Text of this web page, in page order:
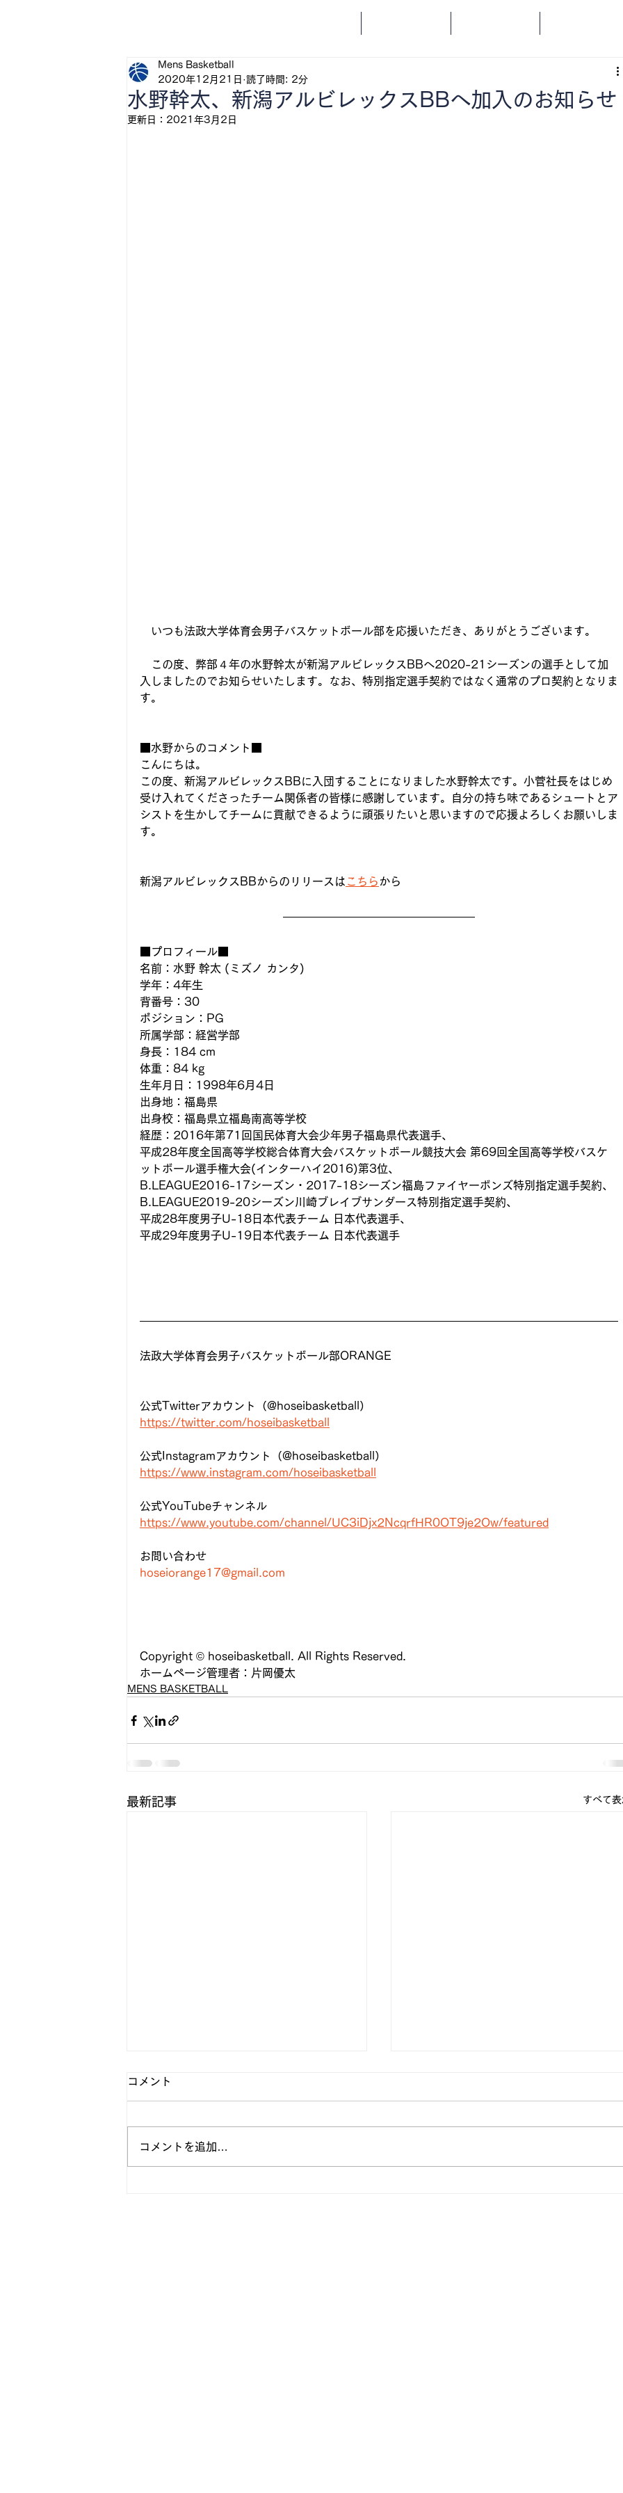
水野幹太、新潟アルビレックスBBへ加入のお知らせ
Mens Basketball
2020年12月21日 読了時間: 2分
更新日： 2021年3月2日
いつも法政大学体育会男子バスケットボール部を応援いただき、ありがとうございます。
この度、弊部４年の水野幹太が新潟アルビレックスBBへ2020-21シーズンの選手として加
入しましたのでお知らせいたします。なお、特別指定選手契約ではなく通常のプロ契約となりま
す。
■水野からのコメント■
こんにちは。
この度、新潟アルビレックスBBに入団することになりました水野幹太です。小菅社長をはじめ
受け入れてくださったチーム関係者の皆様に感謝しています。自分の持ち味であるシュートとア
シストを生かしてチームに貢献できるように頑張りたいと思いますので応援よろしくお願いしま
す。
新潟アルビレックスBBからのリリースは こちら から
■プロフィール■
名前：水野 幹太 (ミズノ カンタ)
学年：4年生
背番号：30
ポジション：PG
所属学部：経営学部
身長：184 cm
体重：84 kg
生年月日：1998年6月4日
出身地：福島県
出身校：福島県立福島南高等学校
経歴：2016年第71回国民体育大会少年男子福島県代表選手、
平成28年度全国高等学校総合体育大会バスケットボール競技大会 第69回全国高等学校バスケ
ットボール選手権大会(インターハイ2016)第3位、
B.LEAGUE2016-17シーズン・2017-18シーズン福島ファイヤーボンズ特別指定選手契約、
B.LEAGUE2019-20シーズン川崎ブレイブサンダース特別指定選手契約、
平成28年度男子U-18日本代表チーム 日本代表選手、
平成29年度男子U-19日本代表チーム 日本代表選手
法政大学体育会男子バスケットボール部ORANGE
公式Twitterアカウント（@hoseibasketball）
https://twitter.com/hoseibasketball
公式Instagramアカウント（@hoseibasketball）
https://www.instagram.com/hoseibasketball
公式YouTubeチャンネル
https://www.youtube.com/channel/UC3iDjx2NcqrfHR0OT9je2Ow/featured
お問い合わせ
hoseiorange17@gmail.com
Copyright ©️ hoseibasketball. All Rights Reserved.
ホームページ管理者：片岡優太
MENS BASKETBALL
最新記事 すべて
コメント
コメントを追加…